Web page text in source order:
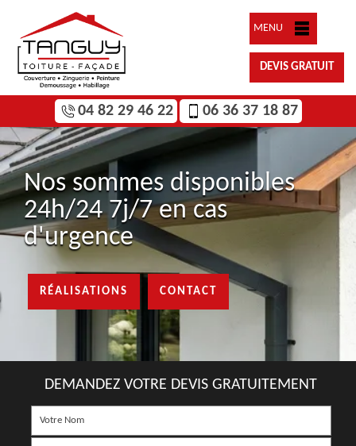
MENU
DEVIS GRATUIT
04 82 29 46 22 06 36 37 18 87
Nos sommes disponibles
24h/24 7j/7 en cas
d'urgence
RÉALISATIONS CONTACT
DEMANDEZ VOTRE DEVIS GRATUITEMENT